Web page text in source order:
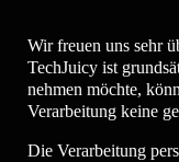
Wir freuen uns sehr
TechJuicy ist
nehmen möchte,
Verarbeitung keine
Die Verarbeitung